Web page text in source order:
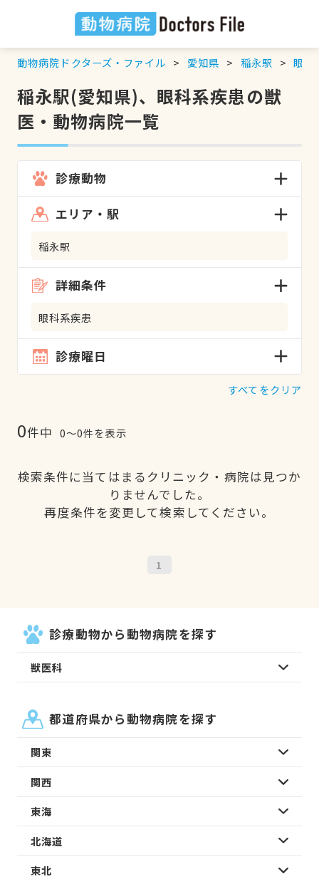
動物病院ドクターズ・ファイル 愛知県 稲永駅 眼科
稲永駅(愛知県)、眼科系疾患の獣
医・動物病院一覧
診療動物
エリア・駅
稲永駅
詳細条件
眼科系疾患
診療曜日
すべてをクリア
0件中 0〜0件を表示
検索条件に当てはまるクリニック・病院は見つか
りませんでした。
再度条件を変更して検索してください。
1
診療動物から動物病院を探す
獣医科
都道府県から動物病院を探す
関東
関西
東海
北海道
東北